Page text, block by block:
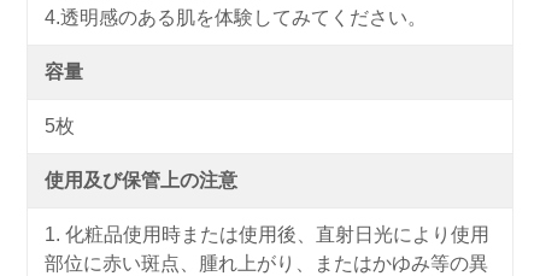
4.透明感のある肌を体験してみてください。
容量
5枚
使用及び保管上の注意
1. 化粧品使用時または使用後、直射日光により使用
部位に赤い斑点、腫れ上がり、またはかゆみ等の異